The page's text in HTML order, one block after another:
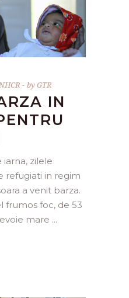
byGTR
IN
zilele
refugiati in regim
a venit barza.
frumos foc, de 53
mare